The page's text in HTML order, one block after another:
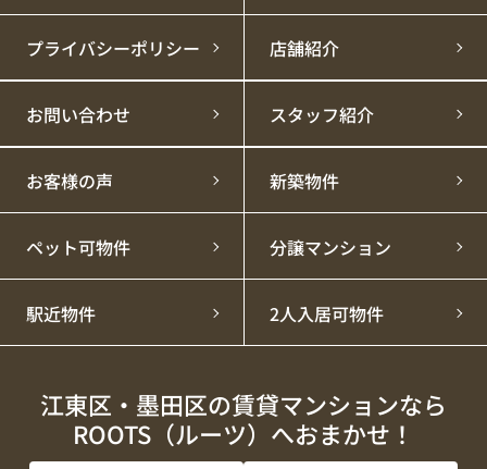
プライバシーポリシー 店舗紹介
お問い合わせ スタッフ紹介
お客様の声 新築物件
ペット可物件 分譲マンション
駅近物件 2人入居可物件
江東区・墨田区の賃貸マンションなら
ROOTS（ルーツ）へおまかせ！